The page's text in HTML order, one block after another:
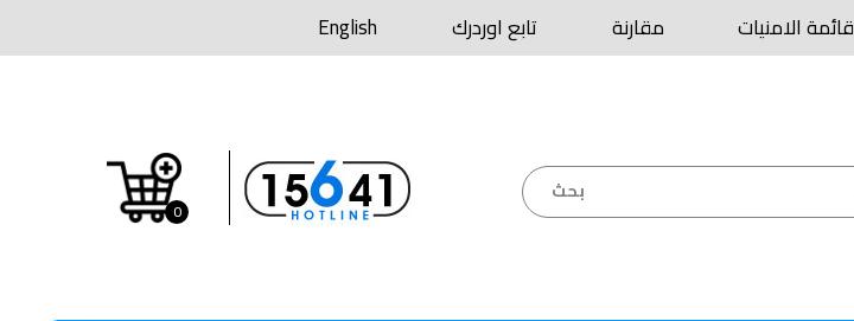
English تابع اوردرك مقارنة قائمة الامنيات
بحث
0